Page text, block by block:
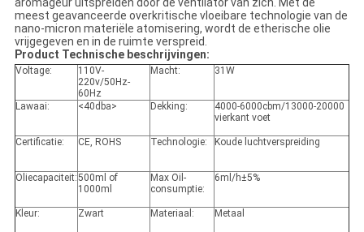
aromageur uitspreiden door de ventilator van zich. Met de
meest geavanceerde overkritische vloeibare technologie van de
nano-micron materiële atomisering, wordt de etherische olie
vrijgegeven en in de ruimte verspreid.
Product Technische beschrijvingen:
Voltage:
110V-
220v/50Hz-
60Hz
Macht: 31W
Lawaai: <40dba> Dekking:
4000-6000cbm/13000-20000
vierkant voet
Certificatie: CE, ROHS Technologie: Koude luchtverspreiding
Oliecapaciteit:500ml of
1000ml
Max Oil-
consumptie:
6ml/h±5%
Kleur: Zwart Materiaal: Metaal